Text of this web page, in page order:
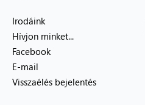
Irodáink
Hívjon minket...
Facebook
E-mail
Visszaélés bejelentés